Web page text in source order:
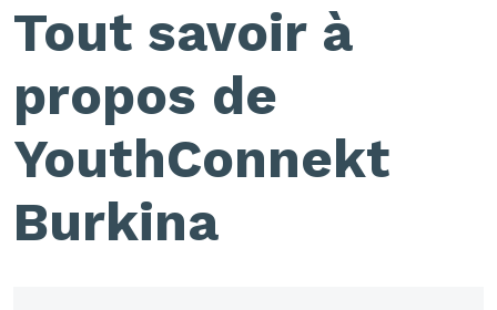
Tout savoir à
propos de
YouthConnekt
Burkina